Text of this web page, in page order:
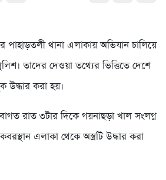
পাহাড়তলী থানা এলাকায় অভিযান চালিয়ে
তাদের দেওয়া তথ্যের ভিত্তিতে দেশে
উদ্ধার করা হয়।
রাত ৩টার দিকে গয়নাছড়া খাল সংলগ্ন
এলাকা থেকে অস্ত্রটি উদ্ধার করা